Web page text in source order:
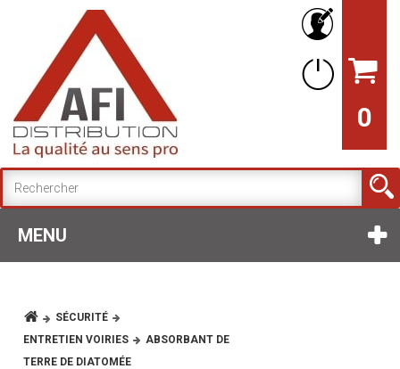
0
MENU
SÉCURITÉ
ENTRETIEN VOIRIES
ABSORBANT DE
TERRE DE DIATOMÉE